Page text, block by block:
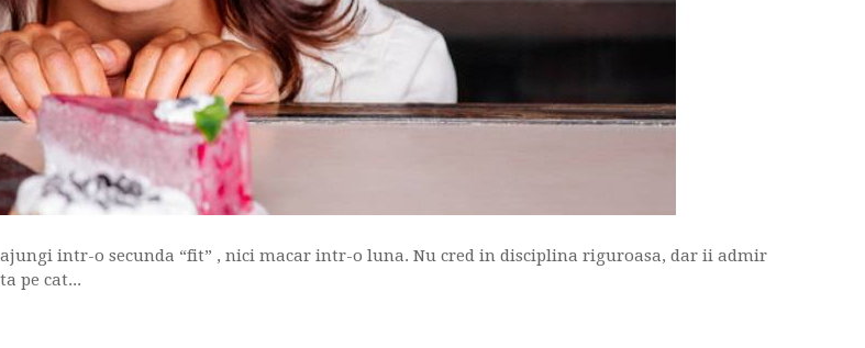
intr-o secunda “fit” , nici macar intr-o luna. Nu cred in disciplina riguroasa, dar ii admir
pe cat...